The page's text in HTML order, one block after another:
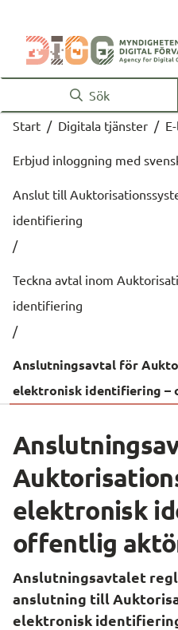
Sök
Start / Digitala tjänster /
Erbjud inloggning med
Anslut till
identifiering
/
Teckna avtal inom
identifiering
/
Anslutningsavtal för
elektronisk identifiering –
elektronisk
offentlig
Anslutningsavtalet
anslutning till
elektronisk